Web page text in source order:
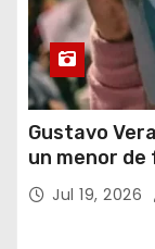
Gustavo
un menor
hipótesis es
caratulado
Jul 19, 2026